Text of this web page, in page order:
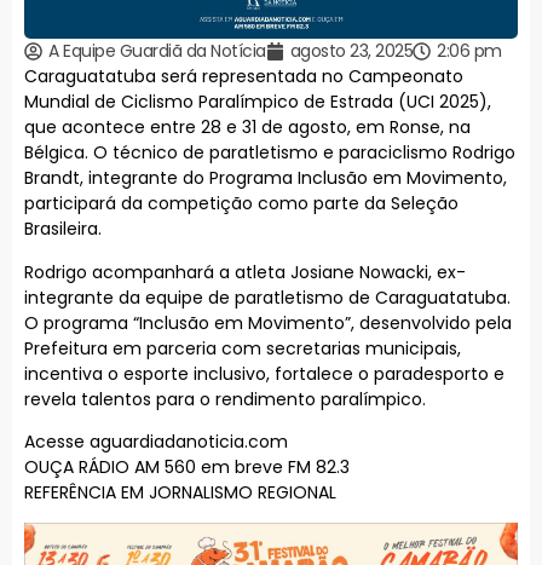
A Equipe Guardiã da Notícia agosto 23, 2025
2:06 pm
Caraguatatuba será representada no Campeonato
Mundial de Ciclismo Paralímpico de Estrada (UCI 2025),
que acontece entre 28 e 31 de agosto, em Ronse, na
Bélgica. O técnico de paratletismo e paraciclismo Rodrigo
Brandt, integrante do Programa Inclusão em Movimento,
participará da competição como parte da Seleção
Brasileira.
Rodrigo acompanhará a atleta Josiane Nowacki, ex-
integrante da equipe de paratletismo de Caraguatatuba.
O programa “Inclusão em Movimento”, desenvolvido pela
Prefeitura em parceria com secretarias municipais,
incentiva o esporte inclusivo, fortalece o paradesporto e
revela talentos para o rendimento paralímpico.
Acesse aguardiadanoticia.com
OUÇA RÁDIO AM 560 em breve FM 82.3
REFERÊNCIA EM JORNALISMO REGIONAL